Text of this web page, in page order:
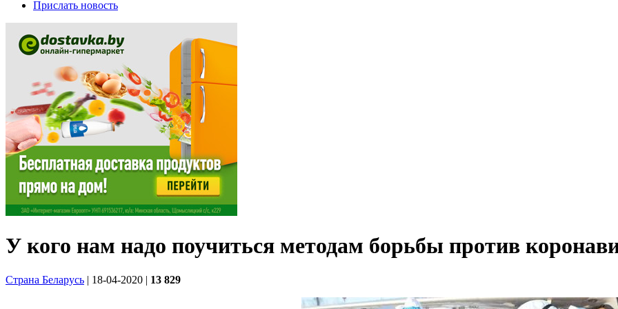
Прислать новость
У кого нам надо поучиться методам борьбы против
Страна Беларусь | 18-04-2020 | 13 829